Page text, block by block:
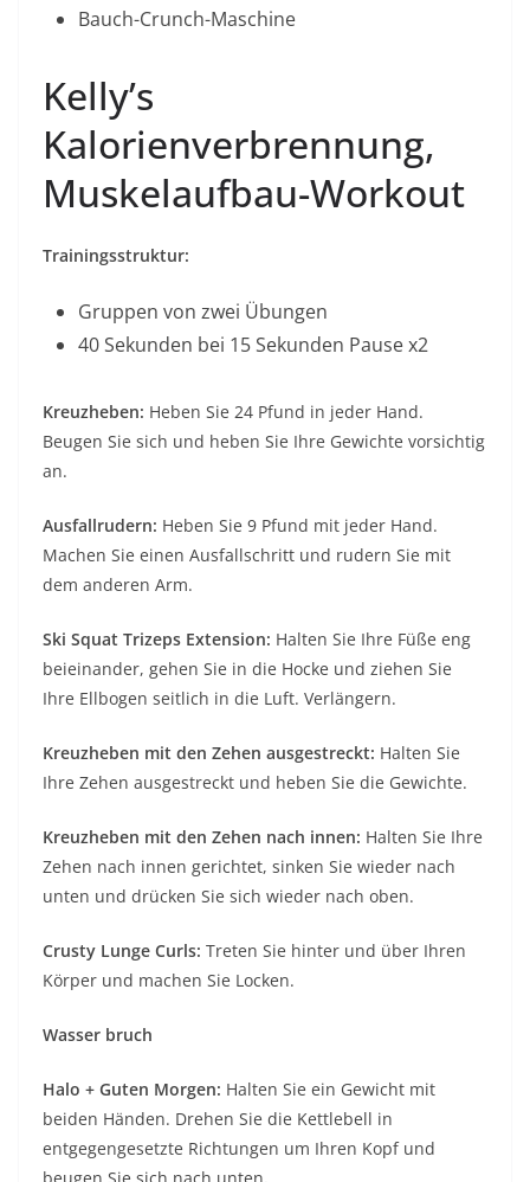
Bauch-Crunch-Maschine
Kelly’s
Kalorienverbrennung,
Muskelaufbau-Workout
Trainingsstruktur:
Gruppen von zwei Übungen
40 Sekunden bei 15 Sekunden Pause x2
Kreuzheben: Heben Sie 24 Pfund in jeder Hand.
Beugen Sie sich und heben Sie Ihre Gewichte vorsichtig
an.
Ausfallrudern: Heben Sie 9 Pfund mit jeder Hand.
Machen Sie einen Ausfallschritt und rudern Sie mit
dem anderen Arm.
Ski Squat Trizeps Extension: Halten Sie Ihre Füße eng
beieinander, gehen Sie in die Hocke und ziehen Sie
Ihre Ellbogen seitlich in die Luft. Verlängern.
Kreuzheben mit den Zehen ausgestreckt: Halten Sie
Ihre Zehen ausgestreckt und heben Sie die Gewichte.
Kreuzheben mit den Zehen nach innen: Halten Sie Ihre
Zehen nach innen gerichtet, sinken Sie wieder nach
unten und drücken Sie sich wieder nach oben.
Crusty Lunge Curls: Treten Sie hinter und über Ihren
Körper und machen Sie Locken.
Wasser bruch
Halo + Guten Morgen: Halten Sie ein Gewicht mit
beiden Händen. Drehen Sie die Kettlebell in
entgegengesetzte Richtungen um Ihren Kopf und